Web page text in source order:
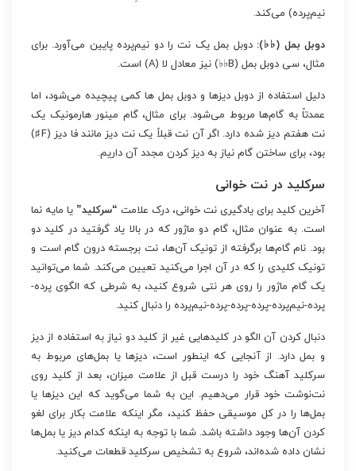
نیم‌پرده) می‌کند.
دوبل بمل (♭♭):دوبل بمل یک نت را دو نیم‌پرده پایین می‌آورد. برای
مثال، سی دوبل بمل (B♭♭) نیز معادل لا (A) است.
دلیل استفاده از دوبل دیزها و دوبل بمل ها کمی پیچیده می‌شود، اما
عمدتاً به گام‌ها مربوط می‌شود. برای مثال، گام مینور هارمونیک یک
نت هفتم دیز شده دارد. اگر آن نت قبلاً یک نت دیز مانند فا دیز (F♯)
بود، برای ساختن گام نیاز به دیز کردن مجدد آن داریم.
سرکلید در نت خوانی
آخرین کلید برای یادگیری نت خوانی، درک علامت “سرکلید” یا مایه نما
است. به عنوان مثال، گام دو ماژور که در بالا یاد گرفتید در کلید دو
بود. نام گام‌ها برگرفته از تونیک آن‌ها، نت برجسته درون گام است و
تونیک کلیدی را که در آن اجرا می‌کنید تعیین می‌کند. شما می‌توانید
یک گام ماژور را روی هر نتی شروع کنید، به شرطی که الگوی پرده-
پرده-نیم‌پرده-پرده-پرده-پرده-نیم‌پرده را دنبال کنید.
دنبال کردن آن الگو در کلیدهایی غیر از کلید دو نیاز به استفاده از دیز
و بمل دارد. از آنجایی که اینطور است، دیزها یا بمل‌های مربوط به
سرکلید آهنگ خود را درست قبل از علامت میزان، بعد از کلید روی
نت‌نوشت خود قرار می‌دهیم. این به شما می‌گوید که این دیزها یا
بمل‌ها را در کل موسیقی حفظ کنید، مگر اینکه علامت بکار برای لغو
کردن آن‌ها وجود داشته باشد. شما با توجه به اینکه کدام دیز یا بمل‌ها
نشان داده شده‌اند، شروع به تشخیص سرکلید قطعات می‌کنید.